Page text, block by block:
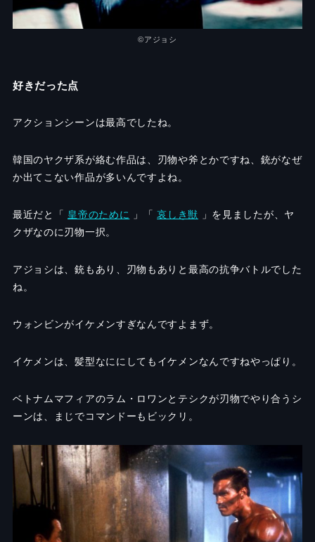
©️アジョシ
好きだった点
アクションシーンは最高でしたね。
韓国のヤクザ系が絡む作品は、刃物や斧とかですね、銃がなぜ
か出てこない作品が多いんですよね。
最近だと「 皇帝のために 」「哀しき獣 」を見ましたが、ヤ
クザなのに刃物一択。
アジョシは、銃もあり、刃物もありと最高の抗争バトルでした
ね。
ウォンビンがイケメンすぎなんですよまず。
イケメンは、髪型なににしてもイケメンなんですねやっぱり。
ベトナムマフィアのラム・ロワンとテシクが刃物でやり合うシ
ーンは、まじでコマンドーもビックリ。